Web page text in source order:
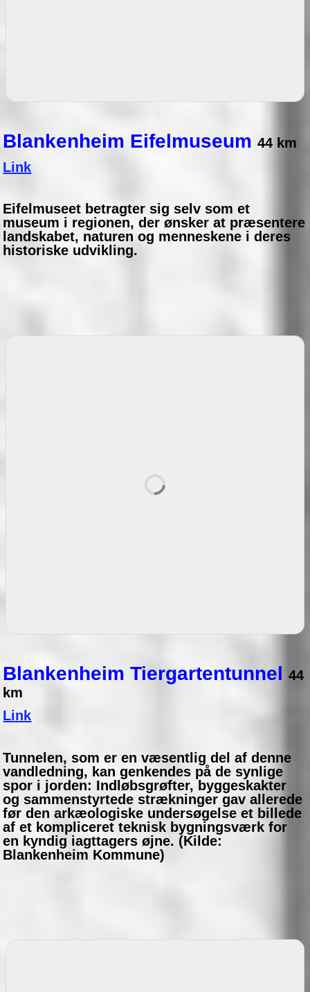
Blankenheim Eifelmuseum44 km
Link
Eifelmuseet betragter sig selv som et
museum i regionen, der ønsker at præsentere
landskabet, naturen og menneskene i deres
historiske udvikling.
Blankenheim Tiergartentunnel44
km
Link
Tunnelen, som er en væsentlig del af denne
vandledning, kan genkendes på de synlige
spor i jorden: Indløbsgrøfter, byggeskakter
og sammenstyrtede strækninger gav allerede
før den arkæologiske undersøgelse et billede
af et kompliceret teknisk bygningsværk for
en kyndig iagttagers øjne. (Kilde:
Blankenheim Kommune)